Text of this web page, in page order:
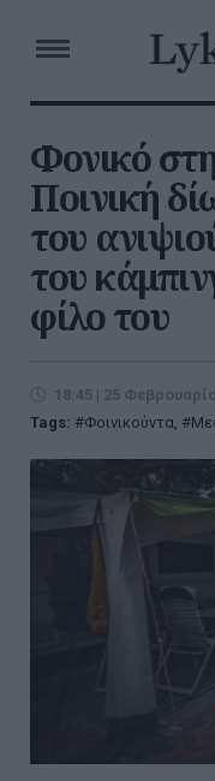
Φονικό
Ποινική
του
του
φίλο του
18:45 | 25
Tags:
Φοινικούντα,